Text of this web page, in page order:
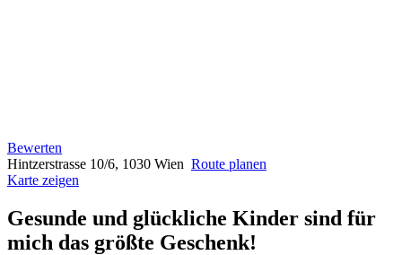
Bewerten
Hintzerstrasse 10/6, 1030 Wien Route planen
Karte zeigen
Gesunde und glückliche Kinder sind für
mich das größte Geschenk!